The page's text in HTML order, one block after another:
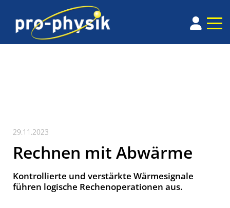
29.11.2023
Rechnen mit Abwärme
Kontrollierte und verstärkte Wärmesignale
führen logische Rechenoperationen aus.